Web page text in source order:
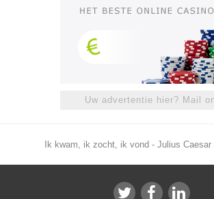
Uw advertentie hier? Mail
Ik kwam, ik zocht, ik vond - Julius Caesar